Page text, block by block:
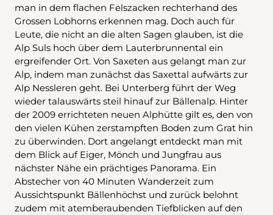
man in dem flachen Felszacken rechterhand des
Grossen Lobhorns erkennen mag. Doch auch für
Leute, die nicht an die alten Sagen glauben, ist die
Alp Suls hoch über dem Lauterbrunnental ein
ergreifender Ort. Von Saxeten aus gelangt man zur
Alp, indem man zunächst das Saxettal aufwärts zur
Alp Nessleren geht. Bei Unterberg führt der Weg
wieder talauswärts steil hinauf zur Bällenalp. Hinter
der 2009 errichteten neuen Alphütte gilt es, den von
den vielen Kühen zerstampften Boden zum Grat hin
zu überwinden. Dort angelangt entdeckt man mit
dem Blick auf Eiger, Mönch und Jungfrau aus
nächster Nähe ein prächtiges Panorama. Ein
Abstecher von 40 Minuten Wanderzeit zum
Aussichtspunkt Bällenhöchst und zurück belohnt
zudem mit atemberaubenden Tiefblicken auf den